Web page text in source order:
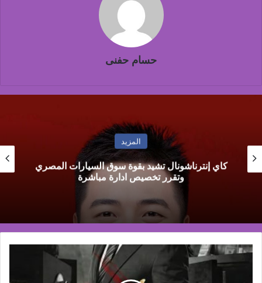
حسام حفنى
المزيد
محمد العرجاوي: تطوير التدريب الجمركي ركيزة
لرفع كفاءة المستخلصين ودعم تنافسية الصادرات
هادي
جمال..